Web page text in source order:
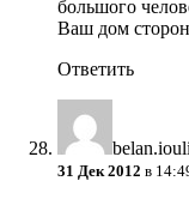
большого
Ваш дом
Ответить
31 Дек 2012 в